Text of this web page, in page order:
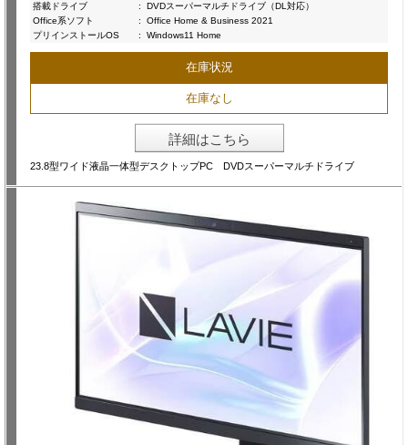
搭載ドライブ :
DVDスーパーマルチドライブ（DL対応）
Office系ソフト
:
Office Home & Business 2021
プリインストールOS
: Windows11 Home
在庫状況
在庫なし
詳細はこちら
23.8型ワイド液晶一体型デスクトップPC DVDスーパーマルチドライブ